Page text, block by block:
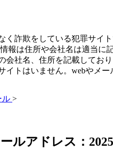
く詐欺をしている犯罪サイト
報は住所や会社名は適当に
会社名、住所を記載しており
イトはいません。webやメ
ル >
ルアドレス：